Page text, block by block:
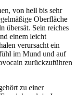
von hell bis sehr
Oberfläche
übersät. Sein reiches
einem leicht
verursacht ein
im Mund und auf
zurückzuführen
zu einer